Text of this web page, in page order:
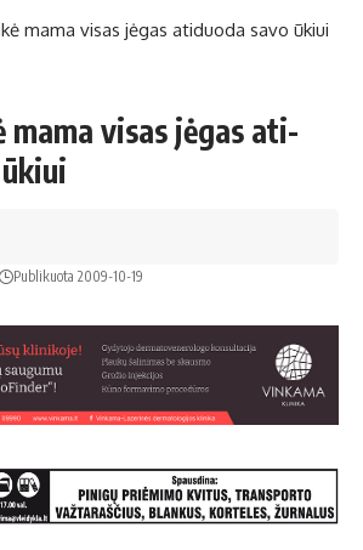
ma­ma vi­sas jė­gas ati­duo­da sa­vo ūkiui
ma­ma vi­sas jė­gas ati­
Publikuota 2009-10-19